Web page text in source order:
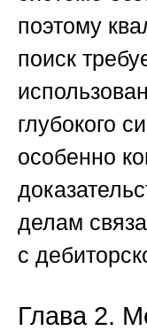
поэтому
поиск
глубокого
особенно
делам
с
Глава 2.